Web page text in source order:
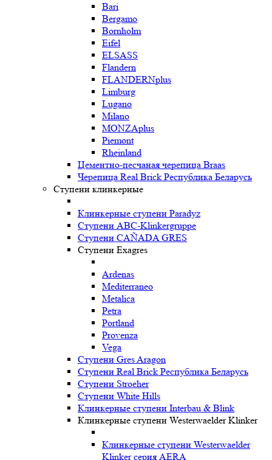
Bari
Bergamo
Bornholm
Eifel
ELSASS
Flandern
FLANDERNplus
Limburg
Lugano
Milano
MONZAplus
Piemont
Rheinland
Цементно-песчаная черепица Braas
Черепица Real Brick Республика Беларусь
Ступени клинкерные
Клинкерные ступени Paradyz
Ступени ABC-Klinkergruppe
Ступени CAÑADA GRES
Ступени Exagres
Ardenas
Mediterraneo
Metalica
Petra
Portland
Provenza
Vega
Ступени Gres Aragon
Ступени Real Brick Республика Беларусь
Ступени Stroeher
Ступени White Hills
Клинкерные ступени Interbau & Blink
Клинкерные ступени Westerwaelder Klinker
Клинкерные ступени Westerwaelder
Klinker серия AERA